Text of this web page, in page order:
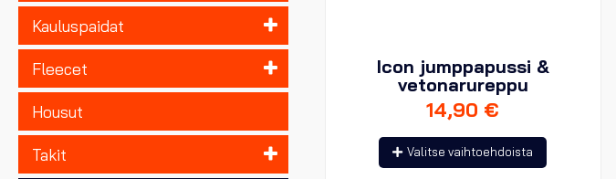
Kauluspaidat
Fleecet
Housut
Takit
Icon jumppapussi &
vetonarureppu
14,90 €
Valitse vaihtoehdoista
Tällä
tuotteella